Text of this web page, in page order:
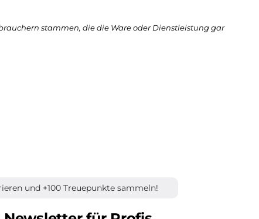
stammen, die die Ware oder Dienstleistung gar
und +100 Treuepunkte sammeln!